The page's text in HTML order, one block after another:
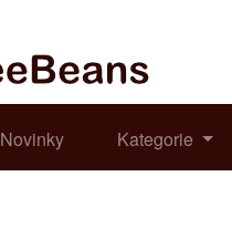
Novinky Kategorie